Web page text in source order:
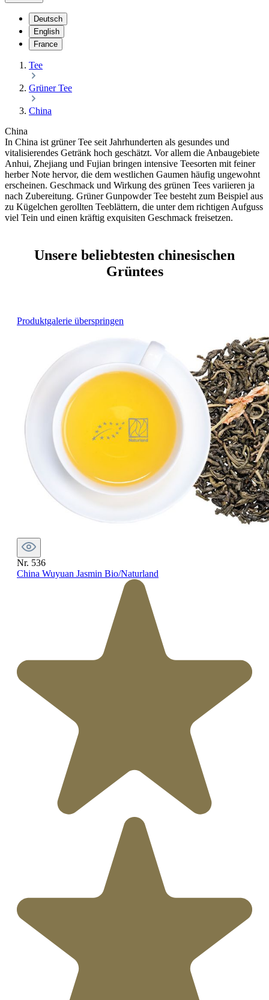
Deutsch
English
France
Tee
Grüner Tee
China
China
In China ist grüner Tee seit Jahrhunderten als gesundes und
vitalisierendes Getränk hoch geschätzt. Vor allem die Anbaugebiete
Anhui, Zhejiang und Fujian bringen intensive Teesorten mit feiner
herber Note hervor, die dem westlichen Gaumen häufig ungewohnt
erscheinen. Geschmack und Wirkung des grünen Tees variieren ja
nach Zubereitung. Grüner Gunpowder Tee besteht zum Beispiel aus
zu Kügelchen gerollten Teeblättern, die unter dem richtigen Aufguss
viel Tein und einen kräftig exquisiten Geschmack freisetzen.
Unsere beliebtesten chinesischen
Grüntees
Produktgalerie überspringen
Nr. 536
China Wuyuan Jasmin Bio/Naturland